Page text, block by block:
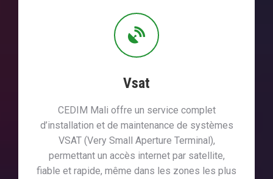
Vsat
CEDIM Mali offre un service complet
d’installation et de maintenance de systèmes
VSAT (Very Small Aperture Terminal),
permettant un accès internet par satellite,
fiable et rapide, même dans les zones les plus